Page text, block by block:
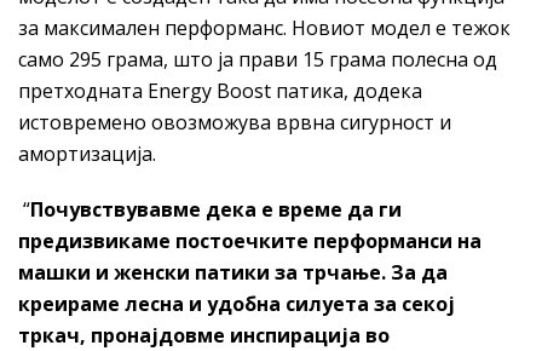
за максимален перформанс. Новиот модел е тежок
само 295 грама, што ја прави 15 грама полесна од
претходната Energy Boost патика, додека
истовремено овозможува врвна сигурност и
амортизација.
“Почувствувавме дека е време да ги
предизвикаме постоечките перформанси на
машки и женски патики за трчање. За да
креираме лесна и удобна силуета за секој
тркач, пронајдовме инспирација во